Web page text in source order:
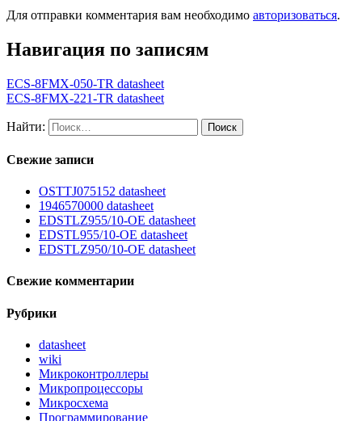
Для отправки комментария вам необходимо авторизоваться.
Навигация по записям
ECS-8FMX-050-TR datasheet
ECS-8FMX-221-TR datasheet
Найти:
Свежие записи
OSTTJ075152 datasheet
1946570000 datasheet
EDSTLZ955/10-OE datasheet
EDSTL955/10-OE datasheet
EDSTLZ950/10-OE datasheet
Свежие комментарии
Рубрики
datasheet
wiki
Микроконтроллеры
Микропроцессоры
Микросхема
Программирование